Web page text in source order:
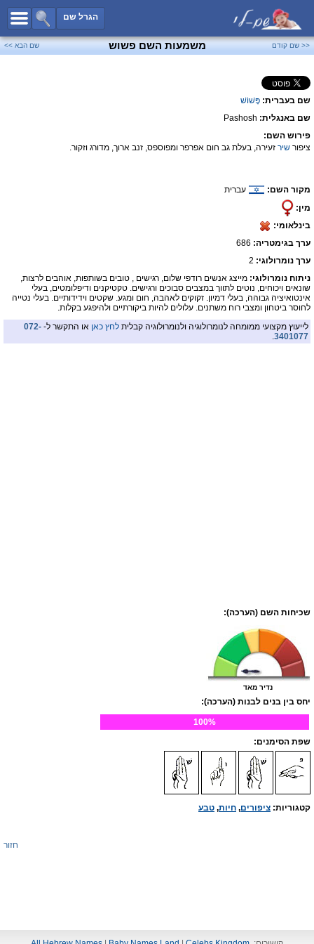
הגרל שם
כל השמות
שמות לבנים
פייסבוק
<< שם קודם משמעות השם פשוש שם הבא >>
שם בעברית: פָּשׁוֹשׁ
שם באנגלית: Pashosh
פירוש השם:
ציפור שיר זעירה, בעלת גב חום אפרפר ומפוספס, זנב ארוך, מדורג וזקור.
מקור השם:
עברית
מין:
בינלאומי:
ערך בגימטריה:
ערך נומרולוגי: 2
ניתוח נומרולוגי: מייצג אנשים רודפי שלום, רגישים , טובים בשותפות, אוהבים לרצות,
שונאים ויכוחים, נוטים לתווך במצבים סבוכים ורגישים. טקטיקנים ודיפלומטים, בעלי
אינטואיציה גבוהה, בעלי דמיון. זקוקים לאהבה, חום ומגע. שקטים וידידותיים. בעלי נטייה
לחוסר ביטחון ומצבי רוח משתנים. עלולים להיות ביקורתיים ולהיפגע בקלות.
לייעוץ מקצועי ממומחה לנומרולוגיה ולנומרולוגיה קבלית לחץ כאן או התקשר ל- 072-
3401077
.
שכיחות השם (הערכה):
נדיר מאד
יחס בין בנים לבנות (הערכה):
100%
שפת הסימנים:
קטגוריות: ציפורים, חיות, טבע
חזור